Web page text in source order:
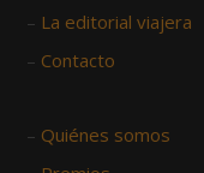
– La editorial viajera
– Contacto
– Quiénes somos